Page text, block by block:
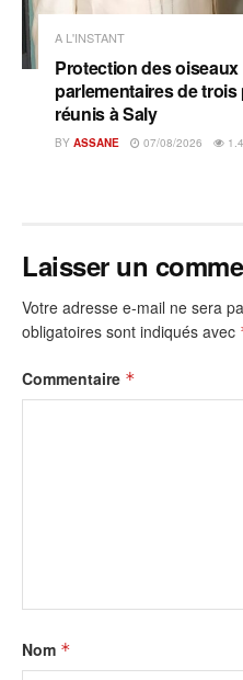
A L'INSTANT
Protection des
parlementaires de
réunis à Saly
BY ASSANE 07/08/2026
Laisser un
Votre adresse e-mail ne sera
obligatoires sont indiqués avec
Commentaire *
Nom *